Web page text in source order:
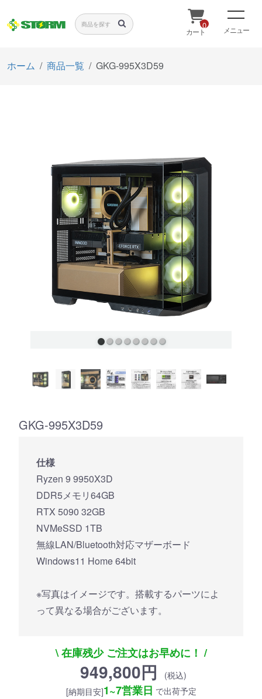
0
カート メニュー
ホーム 商品一覧 GKG-995X3D59
GKG-995X3D59
仕様
Ryzen 9 9950X3D
DDR5メモリ64GB
RTX 5090 32GB
NVMeSSD 1TB
無線LAN/Bluetooth対応マザーボード
Windows11 Home 64bit
※写真はイメージです。搭載するパーツによ
って異なる場合がございます。
\ 在庫残少 ご注文はお早めに！ /
949,800円
(税込)
[納期目安]1~7営業日 で出荷予定